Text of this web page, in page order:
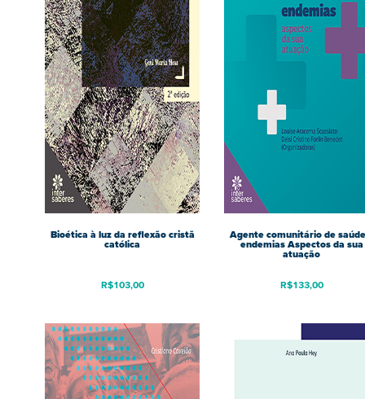
Bioética à luz da reflexão cristã
católica
R$103,00
Agente comunitário de
endemias Aspectos da sua
atuação
R$133,00